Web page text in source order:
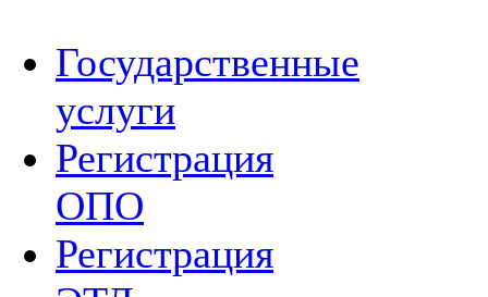
Государственные
услуги
Регистрация
ОПО
Регистрация